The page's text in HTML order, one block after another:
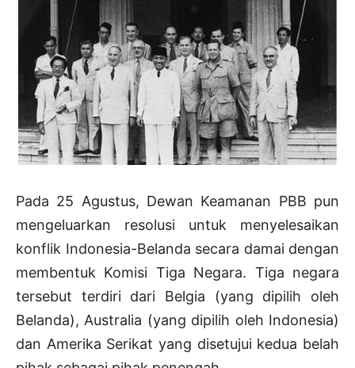
Pada 25 Agustus, Dewan Keamanan PBB pun
mengeluarkan resolusi untuk menyelesaikan
konflik Indonesia-Belanda secara damai dengan
membentuk Komisi Tiga Negara. Tiga negara
tersebut terdiri dari Belgia (yang dipilih oleh
Belanda), Australia (yang dipilih oleh Indonesia)
dan Amerika Serikat yang disetujui kedua belah